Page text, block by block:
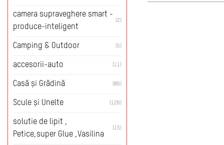
camera supraveghere smart -
produce-inteligent
(2)
Camping & Outdoor (5)
accesorii-auto (11)
Casă și Grădină (86)
Scule și Unelte (126)
solutie de lipit ,
Petice,super Glue ,Vasilina
(15)